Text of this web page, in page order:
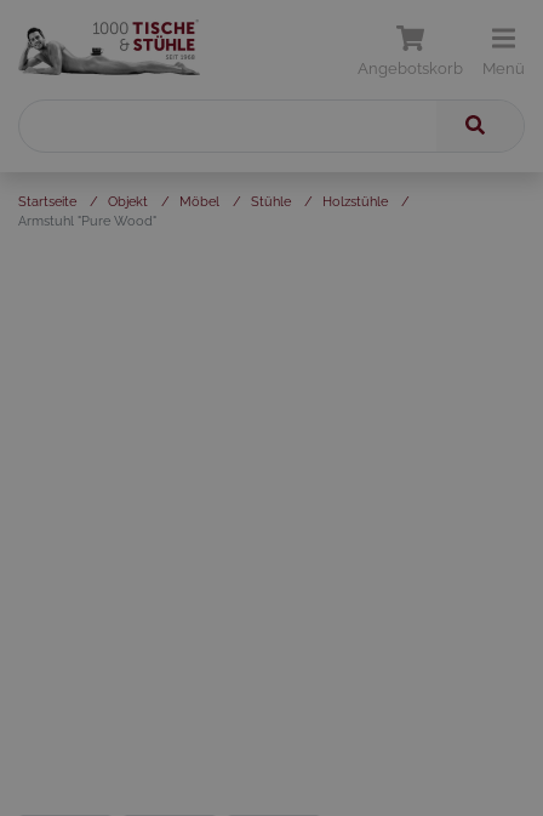
Angebotskorb Menü
Startseite / Objekt / Möbel / Stühle / Holzstühle
/
Armstuhl "Pure Wood"